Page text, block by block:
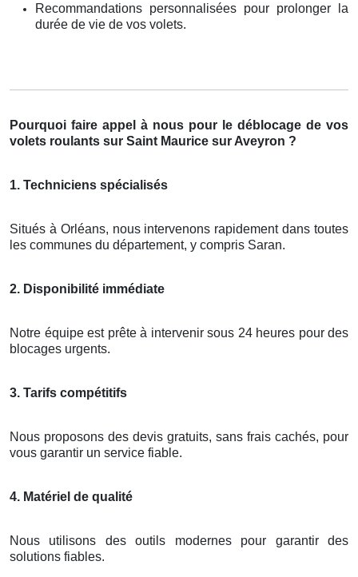
Recommandations personnalisées pour prolonger la
durée de vie de vos volets.
Pourquoi faire appel à nous pour le déblocage de vos
volets roulants sur Saint Maurice sur Aveyron ?
1. Techniciens spécialisés
Situés à Orléans, nous intervenons rapidement dans toutes
les communes du département, y compris Saran.
2. Disponibilité immédiate
Notre équipe est prête à intervenir sous 24 heures pour des
blocages urgents.
3. Tarifs compétitifs
Nous proposons des devis gratuits, sans frais cachés, pour
vous garantir un service fiable.
4. Matériel de qualité
Nous utilisons des outils modernes pour garantir des
solutions fiables.